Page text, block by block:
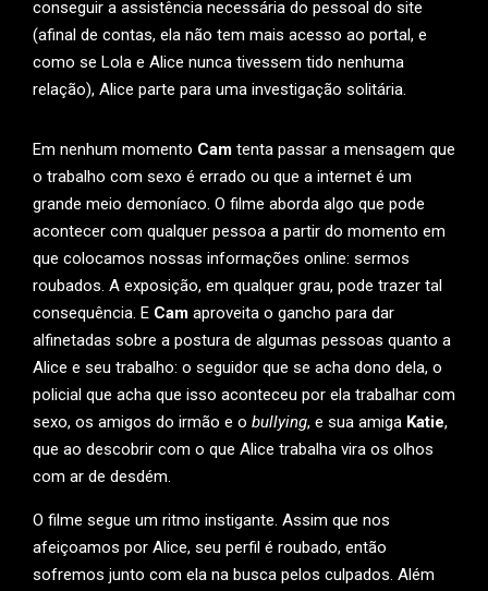
conseguir a assistência necessária do pessoal do site
(afinal de contas, ela não tem mais acesso ao portal, e
como se Lola e Alice nunca tivessem tido nenhuma
relação), Alice parte para uma investigação solitária.
Em nenhum momento Cam tenta passar a mensagem que
o trabalho com sexo é errado ou que a internet é um
grande meio demoníaco. O filme aborda algo que pode
acontecer com qualquer pessoa a partir do momento em
que colocamos nossas informações online: sermos
roubados. A exposição, em qualquer grau, pode trazer tal
consequência. E Cam aproveita o gancho para dar
alfinetadas sobre a postura de algumas pessoas quanto a
Alice e seu trabalho: o seguidor que se acha dono dela, o
policial que acha que isso aconteceu por ela trabalhar com
sexo, os amigos do irmão e o bullying, e sua amiga Katie,
que ao descobrir com o que Alice trabalha vira os olhos
com ar de desdém.
O filme segue um ritmo instigante. Assim que nos
afeiçoamos por Alice, seu perfil é roubado, então
sofremos junto com ela na busca pelos culpados. Além